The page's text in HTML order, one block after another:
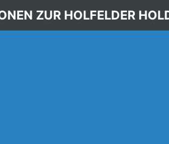
ZUR HOLFELDER